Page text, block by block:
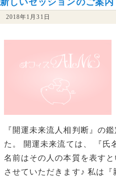
新しいセッションのご案内
2018年1月31日
『開運未来流人相判断』の
た。 開運未来流ては、 『氏
名前はその人の本質を表す
させていただきます♪ 私は